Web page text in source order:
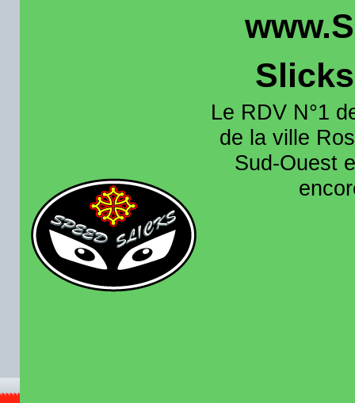
Le RDV N°1
de la ville
Sud-Ouest